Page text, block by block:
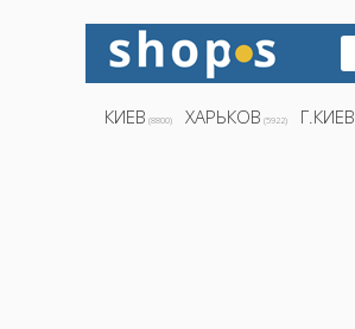
КИЕВ (8800) ХАРЬКОВ (5922) Г.КИЕВ